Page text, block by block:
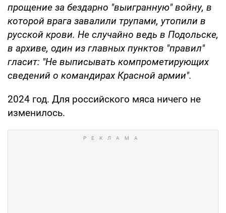
прощение за бездарно "выигранную" войну, в
которой врага завалили трупами, утопили в
русской крови. Не случайно ведь в Подольске,
в архиве, один из главных пунктов "правил"
гласит: "Не выписывать компрометирующих
сведений о командирах Красной армии".
2024 год. Для российского мяса ничего не
изменилось.